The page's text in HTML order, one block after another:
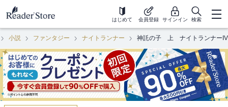
はじめて 会員登録 サインイン 検索
小説 ファンタジー ナイトランナー 神託の子 上 ナイトランナーIV